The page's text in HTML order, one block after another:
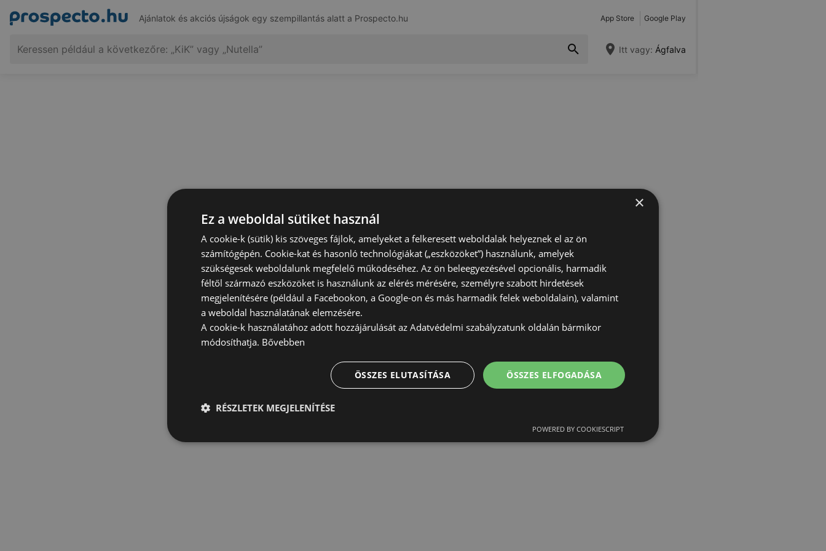
Ajánlatok és akciós újságok egy szempillantás alatt a Prospecto.hu App Store Google Play
Itt vagy: Ágfalva
×
Ez a weboldal sütiket használ
A cookie-k (sütik) kis szöveges fájlok, amelyeket a felkeresett weboldalak helyeznek el az ön
számítógépén. Cookie-kat és hasonló technológiákat („eszközöket”) használunk, amelyek
szükségesek weboldalunk megfelelő működéséhez. Az ön beleegyezésével opcionális, harmadik
féltől származó eszközöket is használunk az elérés mérésére, személyre szabott hirdetések
megjelenítésére (például a Facebookon, a Google-on és más harmadik felek weboldalain), valamint
a weboldal használatának elemzésére.
A cookie-k használatához adott hozzájárulását az Adatvédelmi szabályzatunk oldalán bármikor
módosíthatja. Bővebben
ÖSSZES ELFOGADÁSA
ÖSSZES ELUTASÍTÁSA
RÉSZLETEK MEGJELENÍTÉSE
POWERED BY COOKIESCRIPT